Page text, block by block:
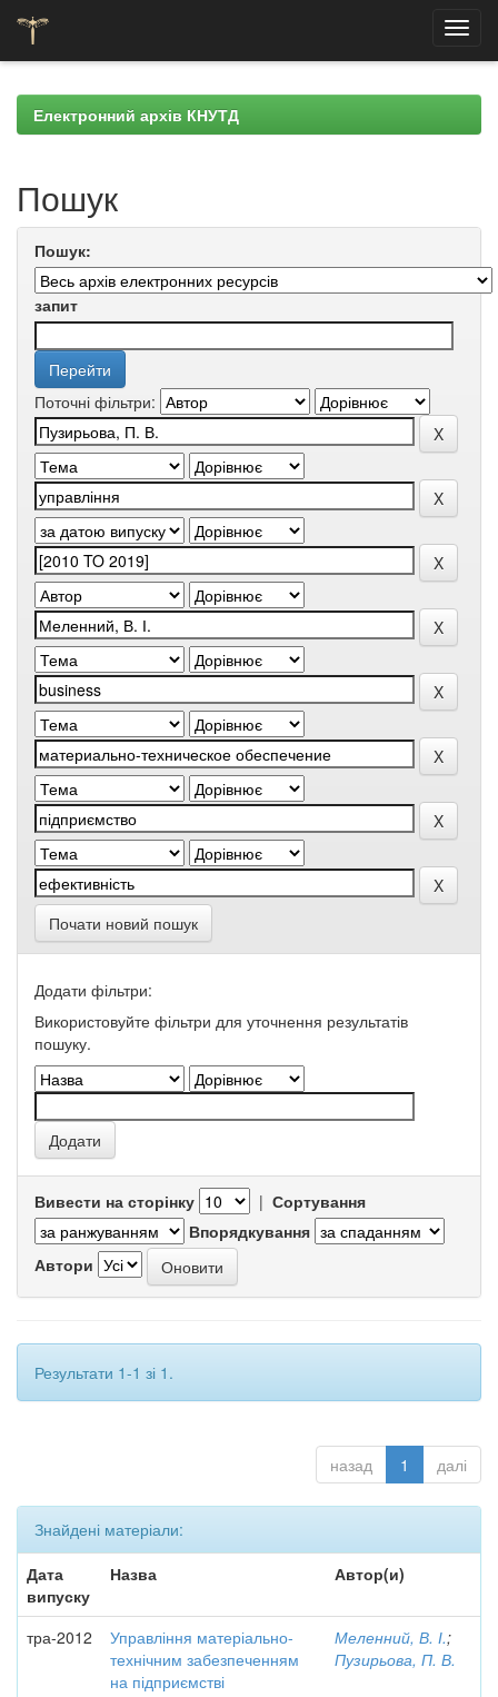
navigationЕлектронний архів КНУТД
Пошук
Пошук:
запит
Поточні фільтри:
Почати новий пошук
Додати фільтри:
Використовуйте фільтри для уточнення результатів
пошуку.
Вивести на сторінку | Сортування
Впорядкування
Автори
Результати 1-1 зі 1.
назад 1 далі
Знайдені матеріали:
Дата
випуску
Назва Автор(и)
тра-2012
Управління матеріально-
технічним забезпеченням
на підприємстві
Меленний, В. І.;
Пузирьова, П. В.